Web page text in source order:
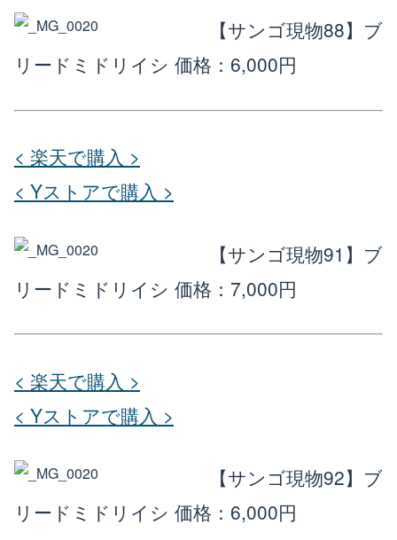
【サンゴ現物88】ブ
リードミドリイシ 価格：6,000円
< 楽天で購入 >
< Yストアで購入 >
【サンゴ現物91】ブ
リードミドリイシ 価格：7,000円
< 楽天で購入 >
< Yストアで購入 >
【サンゴ現物92】ブ
リードミドリイシ 価格：6,000円